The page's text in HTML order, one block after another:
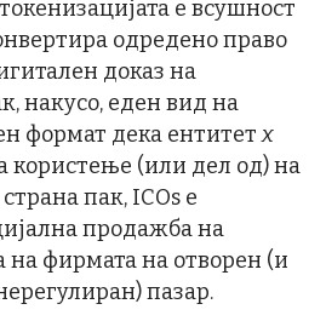
е всушност
одредено право
доказ на
накусо, еден вид на
формат дека ентитетх
користење (или дел од) на
пак, ICOs е
продажба на
на фирмата на отворен (и
пазар.